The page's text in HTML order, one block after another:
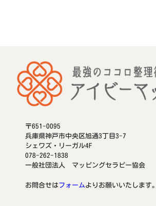
〒651-0095
兵庫県神戸市中央区旭通3丁目3-7
シェワズ・リーガル4F
078-262-1838
一般社団法人 マッピングセラピー協会
お問合せはフォームよりお願いいたします。